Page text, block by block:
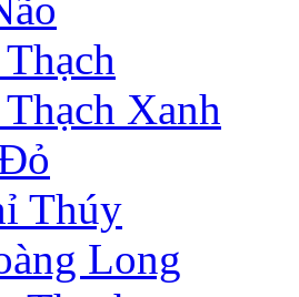
Xanh
Thúy
Long